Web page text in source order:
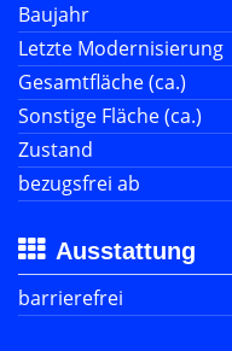
Baujahr
Letzte Modernisierung
Gesamtfläche (ca.)
Sonstige Fläche (ca.)
Zustand
bezugsfrei ab
Ausstattung
barrierefrei